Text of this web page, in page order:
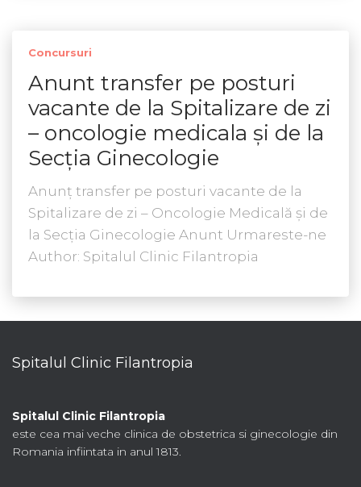
Concursuri
Anunt transfer pe posturi
vacante de la Spitalizare de zi
– oncologie medicala și de la
Secția Ginecologie
Anunț transfer pe posturi vacante de la
Spitalizare de zi – Oncologie Medicală și de
la Secția Ginecologie Anunt Urmareste-ne
Author: Spitalul Clinic Filantropia
Spitalul Clinic Filantropia
Spitalul Clinic Filantropia
este cea mai veche clinica de obstetrica si ginecologie din
Romania infiintata in anul 1813.